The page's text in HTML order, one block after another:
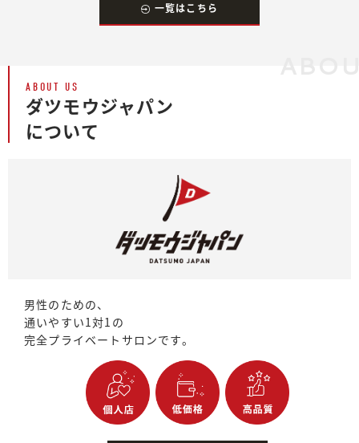
一覧はこちら
ABOUT US
ダツモウジャパン
について
男性のための、
通いやすい1対1の
完全プライベートサロンです。